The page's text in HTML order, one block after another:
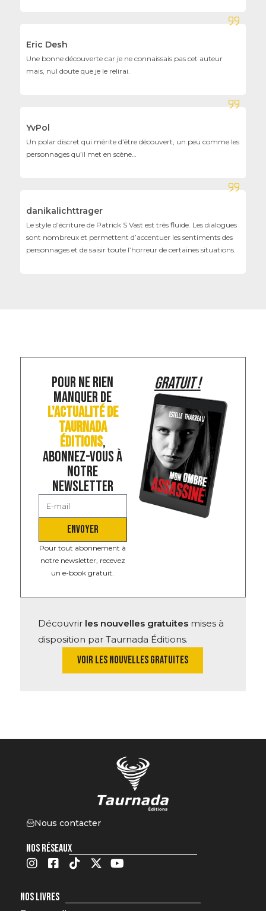
Eric Desh
Une bonne découverte car je ne connaissais pas cet auteur
mais, nul doute que je le relirai.
YvPol
Un polar discret qui mérite d’être découvert, un peu comme les
personnages qu’il met en scène…
danikalichttrager
Le style d’écriture de Patrick S Vast est très fluide. Les dialogues
sont nombreux et permettent d’accentuer les sentiments des
personnages et de saisir toute l’horreur de certaines situations.
Découvrir les nouvelles gratuitesmises à
disposition par Taurnada Éditions.
VOIR LES NOUVELLES GRATUITES
POUR NE RIEN
MANQUER DE
L'ACTUALITÉ DE
TAURNADA
ÉDITIONS,
ABONNEZ-VOUS À
NOTRE
NEWSLETTER
ENVOYER
Pour tout abonnement à
notre newsletter, recevez
un e-book gratuit.
GRATUIT !
Nous contacter
NOS RÉSEAUX
NOS LIVRES